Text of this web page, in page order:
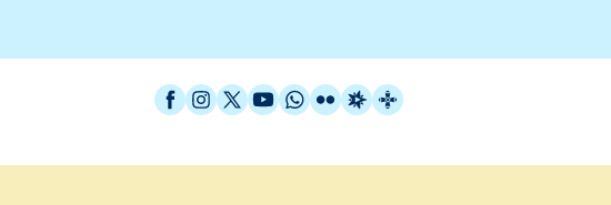
Facebook
Instagram
X / Twitter
YouTube
WhatsApp
FlickrRadio Estel
Catalunya Cristiana